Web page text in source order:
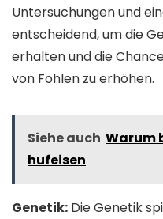
Untersuchungen und
entscheidend, um die
erhalten und die
von Fohlen zu erhöhen.
Siehe auch Warum
hufeisen
Genetik: Die Genetik